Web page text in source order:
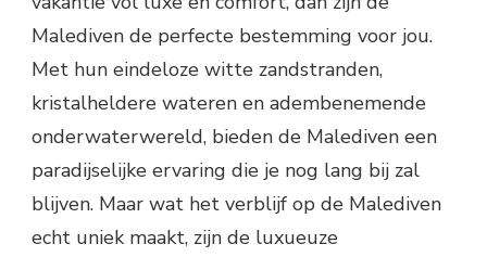
Malediven de perfecte bestemming voor jou.
Met hun eindeloze witte zandstranden,
kristalheldere wateren en adembenemende
onderwaterwereld, bieden de Malediven een
paradijselijke ervaring die je nog lang bij zal
blijven. Maar wat het verblijf op de Malediven
echt uniek maakt, zijn de luxueuze